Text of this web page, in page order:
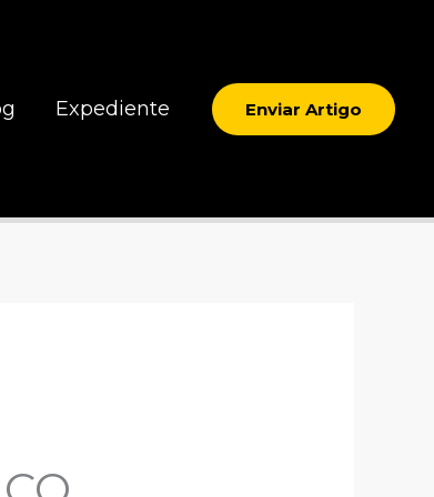
Expediente Enviar Artigo